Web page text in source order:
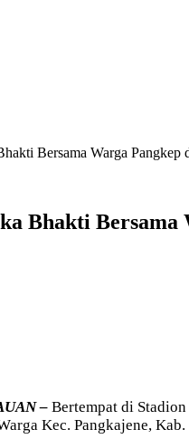
Bersama Warga Pangkep
Bhakti Bersama
– Bertempat di
Kec. Pangkajene,